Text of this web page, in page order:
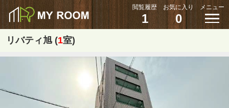
閲覧履歴
1
お気に入り
0
メニュー
リバティ旭 (1室)